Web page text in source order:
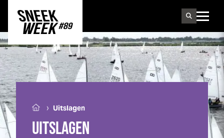
UITSLAGEN
› Uitslagen